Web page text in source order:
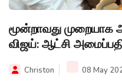
மூன்றாவது முறையாக
விஜய்: ஆட்சி
Christon 08 May